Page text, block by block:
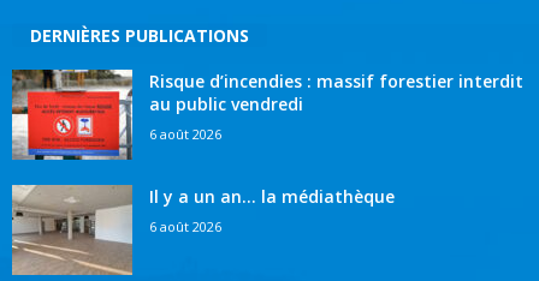
DERNIÈRES PUBLICATIONS
Risque d’incendies : massif forestier interdit
au public vendredi
6 août 2026
Il y a un an… la médiathèque
6 août 2026